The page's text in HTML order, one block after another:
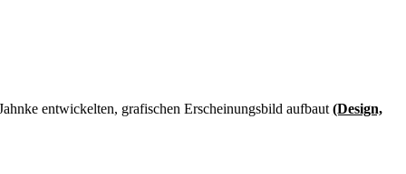
entwickelten, grafischen Erscheinungsbild aufbaut (Design,